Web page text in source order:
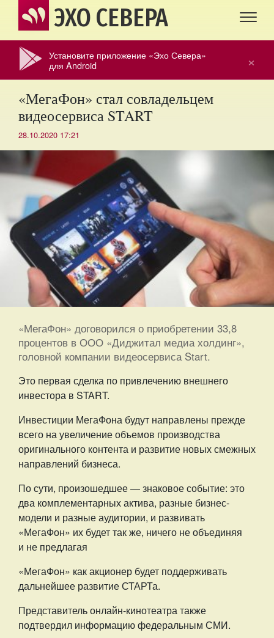
ЭХО СЕВЕРА
×
Установите приложение «Эхо Севера»
для Android
«МегаФон» стал совладельцем
видеосервиса START
28.10.2020 17:21
«МегаФон» договорился о приобретении 33,8
процентов в ООО «Диджитал медиа холдинг»,
головной компании видеосервиса Start.
Это первая сделка по привлечению внешнего
инвестора в START.
Инвестиции МегаФона будут направлены прежде
всего на увеличение объемов производства
оригинального контента и развитие новых смежных
направлений бизнеса.
По сути, произошедшее — знаковое событие: это
два комплементарных актива, разные бизнес-
модели и разные аудитории, и развивать
«МегаФон» их будет так же, ничего не объединяя
и не предлагая
«МегаФон» как акционер будет поддерживать
дальнейшее развитие СТАРТа.
Представитель онлайн-кинотеатра также
подтвердил информацию федеральным СМИ.